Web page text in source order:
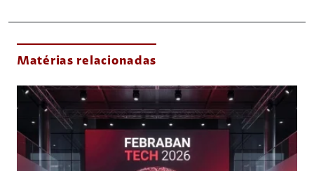
Matérias relacionadas